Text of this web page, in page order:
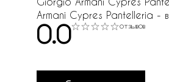
Armani Cypres Pantelleria -
0.0 отзывов